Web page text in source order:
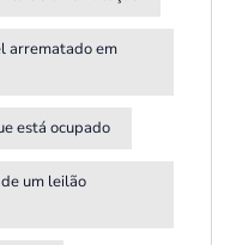
arrematado em
está ocupado
um leilão